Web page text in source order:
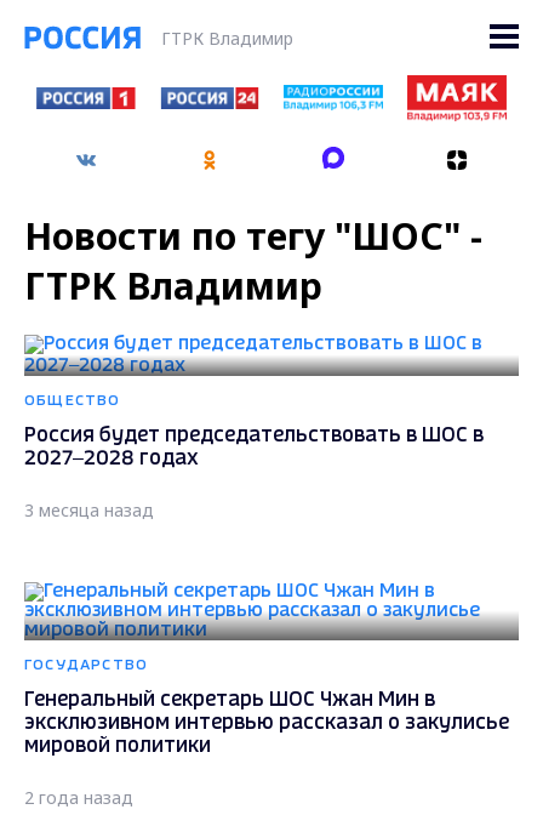
ГТРК Владимир
Новости по тегу "ШОС" -
ГТРК Владимир
ОБЩЕСТВО
Россия будет председательствовать в ШОС в
2027–2028 годах
3 месяца назад
ГОСУДАРСТВО
Генеральный секретарь ШОС Чжан Мин в
эксклюзивном интервью рассказал о закулисье
мировой политики
2 года назад